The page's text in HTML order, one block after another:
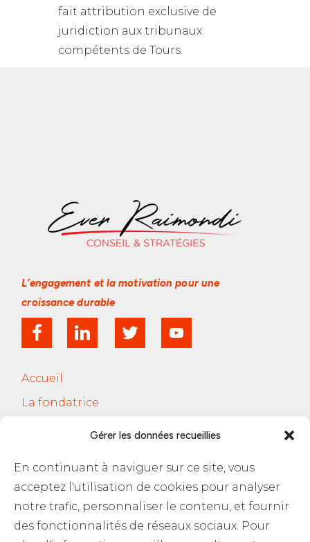
Gérer les données recueillies
En continuant à naviguer sur ce site, vous
acceptez l'utilisation de cookies pour analyser
notre trafic, personnaliser le contenu, et fournir
des fonctionnalités de réseaux sociaux. Pour
fait attribution exclusive de
juridiction aux tribunaux
compétents de Tours.
L’engagement et la motivationpour une
croissance durable
Accueil
La fondatrice
Blog Les RH
Contact
Politique de confidentialité